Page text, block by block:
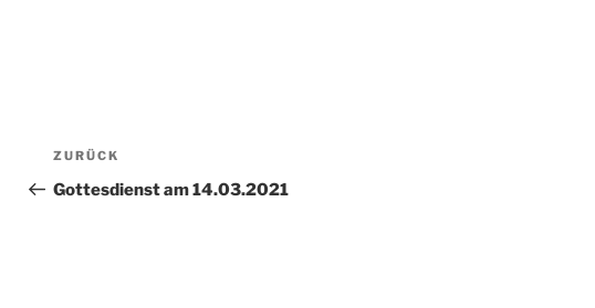
Beitragsnavigation
Vorheriger
Beitrag
ZURÜCK
Gottesdienst am 14.03.2021